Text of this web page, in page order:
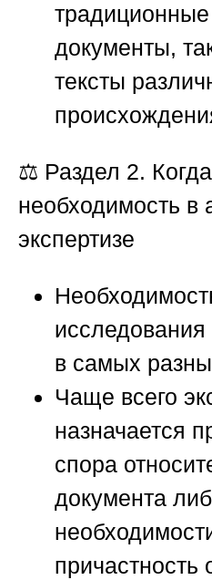
документы,
тексты
⚖️ Раздел 2.
необходимость в
экспертизе
исследования
в самых
Чаще всего
назначается
спора
документа
причастность